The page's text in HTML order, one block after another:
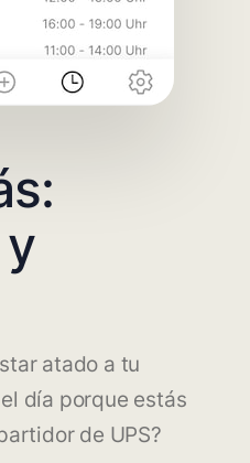
atado a tu
día porque estás
de UPS?